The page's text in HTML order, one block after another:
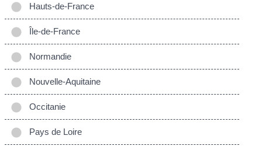
Hauts-de-France
Île-de-France
Normandie
Nouvelle-Aquitaine
Occitanie
Pays de Loire